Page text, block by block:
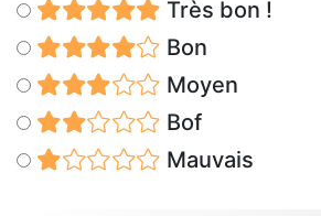
Très bon !
Bon
Moyen
Bof
Mauvais